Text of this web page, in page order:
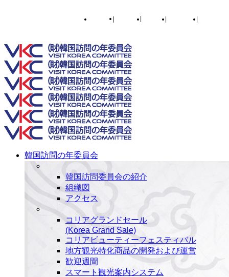
한국어 English 日本語 简体中文
韓国訪問の年委員会
韓国訪問委員会の紹介
組織図
アクセス
コリアグランドセール
(Korea Grand Sale)
コリアビューティーフェスティバル
地方観光特化商品の開発および運営
歓迎週間
スマート観光案内システム